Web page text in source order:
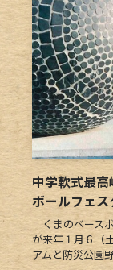
中学軟式最
ボールフェ
くまのベース
が来年１月６（
アムと防災公園